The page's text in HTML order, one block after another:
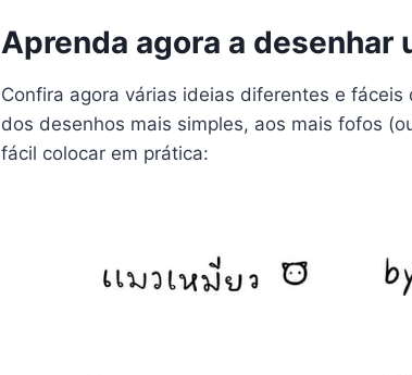
Aprenda agora a desenhar
Confira agora várias ideias diferentes e
dos desenhos mais simples, aos mais fofos
fácil colocar em prática: